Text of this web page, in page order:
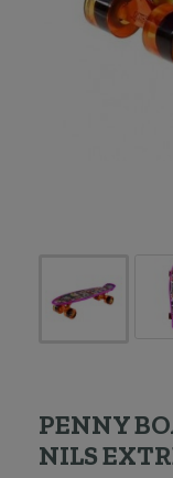
PENNY
NILS